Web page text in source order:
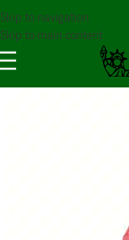
Skip to navigation
Skip to main content